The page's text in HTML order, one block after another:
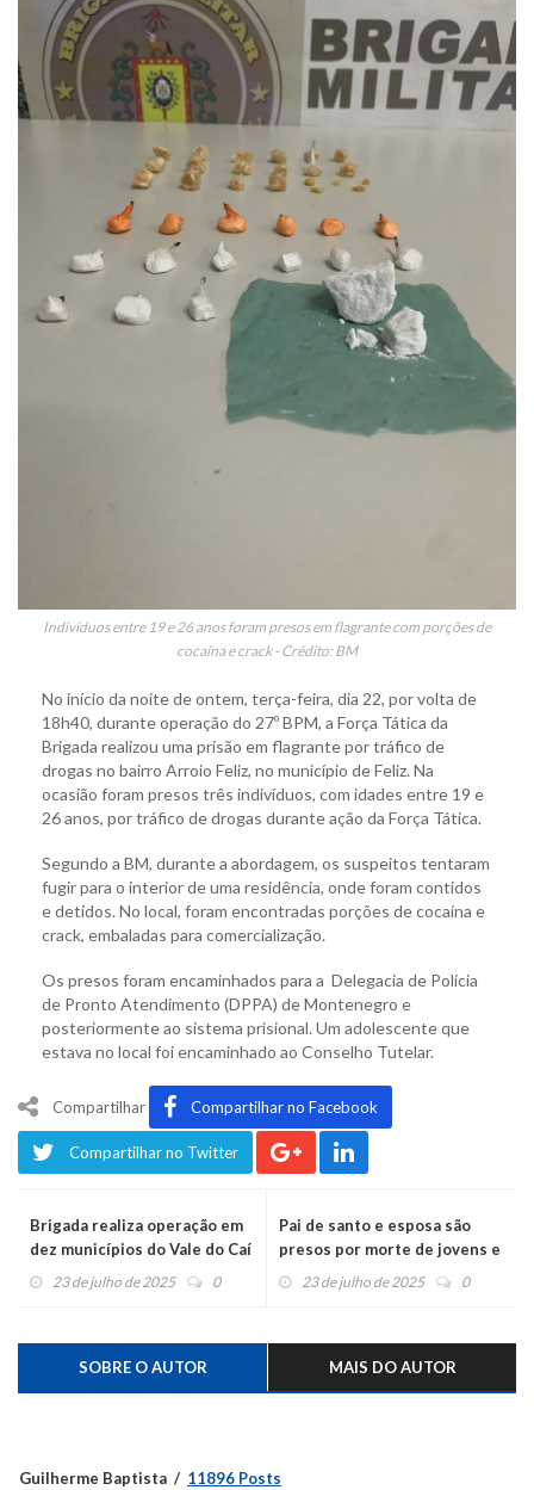
Indivíduos entre 19 e 26 anos foram presos em flagrante com porções de
cocaína e crack - Crédito: BM
No início da noite de ontem, terça-feira, dia 22, por volta de
18h40, durante operação do 27º BPM, a Força Tática da
Brigada realizou uma prisão em flagrante por tráfico de
drogas no bairro Arroio Feliz, no município de Feliz. Na
ocasião foram presos três indivíduos, com idades entre 19 e
26 anos, por tráfico de drogas durante ação da Força Tática.
Segundo a BM, durante a abordagem, os suspeitos tentaram
fugir para o interior de uma residência, onde foram contidos
e detidos. No local, foram encontradas porções de cocaína e
crack, embaladas para comercialização.
Os presos foram encaminhados para a Delegacia de Polícia
de Pronto Atendimento (DPPA) de Montenegro e
posteriormente ao sistema prisional. Um adolescente que
estava no local foi encaminhado ao Conselho Tutelar.
Compartilhar Compartilhar no Facebook
Compartilhar no Twitter
Brigada realiza operação em
dez municípios do Vale do Caí
23 de julho de 2025 0
Pai de santo e esposa são
presos por morte de jovens e
bebê23 de julho de 2025 0
SOBRE O AUTOR MAIS DO AUTOR
Guilherme Baptista 11896 Posts